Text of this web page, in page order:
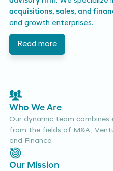
acquisitions, sales, and
and growth enterprises.
Read more
Who We Are
Our dynamic team combines
from the fields of M&A,
and Finance.
Our Mission